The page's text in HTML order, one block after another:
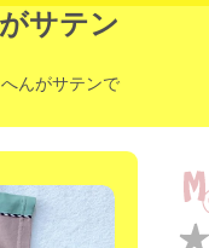
サテン
んがサテンで